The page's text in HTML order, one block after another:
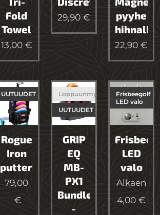
Fold
Towel
13,00€
29,90 €
pyyhe
hihnalla
22,90€
Rogue
Iron
putteritasku/laukku
UUTUUDET
79,00
€
GRIP
EQ
MB-
PX1
Bundle
-
Loppuunmyyty
UUTUUDET
LED
valo
Frisbeegolf
LED valo
Alkaen
4,00 €